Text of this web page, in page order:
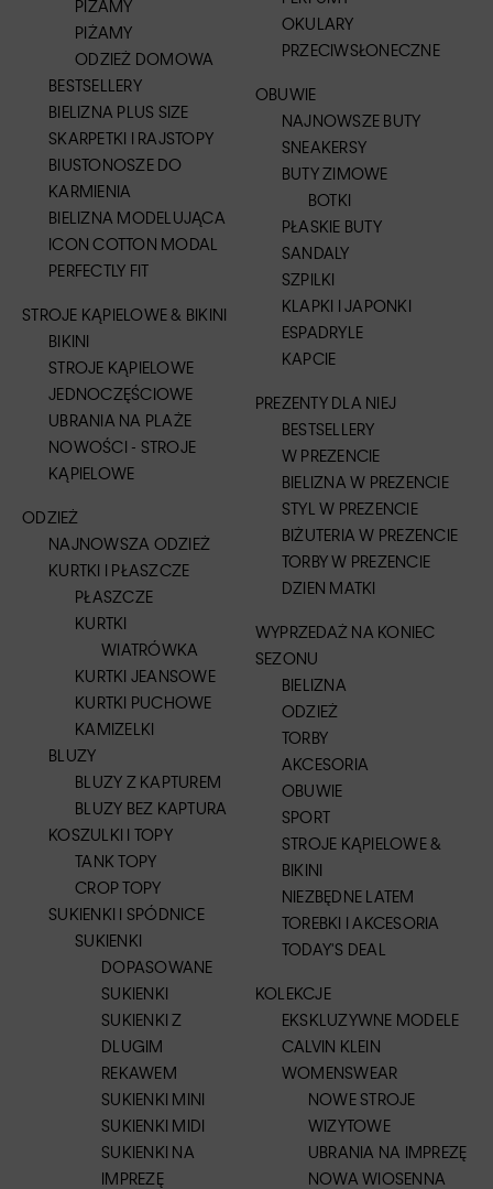
PIŻAMY
PIŻAMY
ODZIEŻ DOMOWA
BESTSELLERY
BIELIZNA PLUS SIZE
SKARPETKI I RAJSTOPY
BIUSTONOSZE DO
KARMIENIA
BIELIZNA MODELUJĄCA
ICON COTTON MODAL
PERFECTLY FIT
STROJE KĄPIELOWE & BIKINI
BIKINI
STROJE KĄPIELOWE
JEDNOCZĘŚCIOWE
UBRANIA NA PLAŻE
NOWOŚCI - STROJE
KĄPIELOWE
ODZIEŻ
NAJNOWSZA ODZIEŻ
KURTKI I PŁASZCZE
PŁASZCZE
KURTKI
WIATRÓWKA
KURTKI JEANSOWE
KURTKI PUCHOWE
KAMIZELKI
BLUZY
BLUZY Z KAPTUREM
BLUZY BEZ KAPTURA
KOSZULKI I TOPY
TANK TOPY
CROP TOPY
SUKIENKI I SPÓDNICE
SUKIENKI
DOPASOWANE
SUKIENKI
SUKIENKI Z
DLUGIM
REKAWEM
SUKIENKI MINI
SUKIENKI MIDI
SUKIENKI NA
IMPREZĘ
OKULARY
PRZECIWSŁONECZNE
OBUWIE
NAJNOWSZE BUTY
SNEAKERSY
BUTY ZIMOWE
BOTKI
PŁASKIE BUTY
SANDALY
SZPILKI
KLAPKI I JAPONKI
ESPADRYLE
KAPCIE
PREZENTY DLA NIEJ
BESTSELLERY
W PREZENCIE
BIELIZNA W PREZENCIE
STYL W PREZENCIE
BIŻUTERIA W PREZENCIE
TORBY W PREZENCIE
DZIEN MATKI
WYPRZEDAŻ NA KONIEC
SEZONU
BIELIZNA
ODZIEŻ
TORBY
AKCESORIA
OBUWIE
SPORT
STROJE KĄPIELOWE &
BIKINI
NIEZBĘDNE LATEM
TOREBKI I AKCESORIA
TODAY'S DEAL
KOLEKCJE
EKSKLUZYWNE MODELE
CALVIN KLEIN
WOMENSWEAR
NOWE STROJE
WIZYTOWE
UBRANIA NA IMPREZĘ
NOWA WIOSENNA